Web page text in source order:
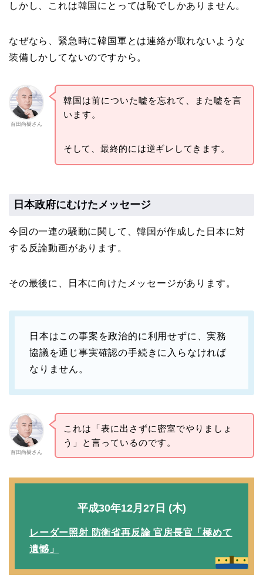
しかし、これは韓国にとっては恥でしかありません。
なぜなら、緊急時に韓国軍とは連絡が取れないような
装備しかしてないのですから。
百田尚樹さん
韓国は前についた嘘を忘れて、また嘘を言
います。
そして、最終的には逆ギレしてきます。
日本政府にむけたメッセージ
今回の一連の騒動に関して、韓国が作成した日本に対
する反論動画があります。
その最後に、日本に向けたメッセージがあります。
日本はこの事案を政治的に利用せずに、実務
協議を通じ事実確認の手続きに入らなければ
なりません。
百田尚樹さん
これは「表に出さずに密室でやりましょ
う」と言っているのです。
平成30年12月27日 (木)
レーダー照射 防衛省再反論 官房長官「極めて
遺憾」